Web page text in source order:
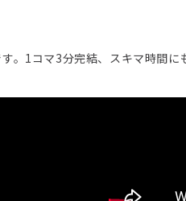
。1コマ3分完結、スキマ時間に